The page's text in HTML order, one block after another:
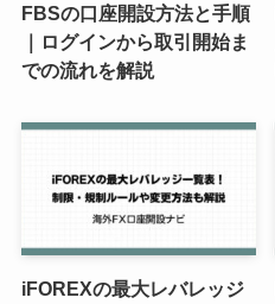
FBSの口座開設方法と手順
｜ログインから取引開始ま
での流れを解説
iFOREXの最大レバレッジ